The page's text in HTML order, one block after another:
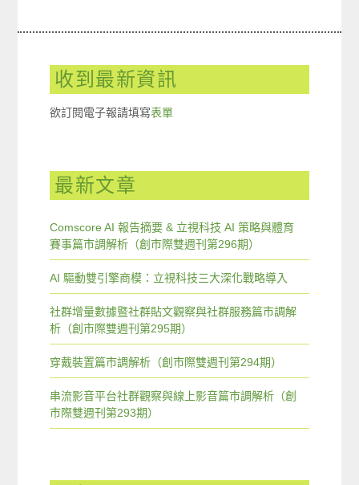
收到最新資訊
欲訂閱電子報請填寫表單
最新文章
Comscore AI 報告摘要 & 立視科技 AI 策略與體育
賽事篇市調解析（創市際雙週刊第296期）
AI 驅動雙引擎商模：立視科技三大深化戰略導入
社群增量數據暨社群貼文觀察與社群服務篇市調解
析（創市際雙週刊第295期）
穿戴裝置篇市調解析（創市際雙週刊第294期）
串流影音平台社群觀察與線上影音篇市調解析（創
市際雙週刊第293期）